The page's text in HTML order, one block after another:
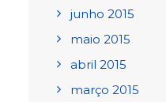
junho 2015
maio 2015
abril 2015
março 2015